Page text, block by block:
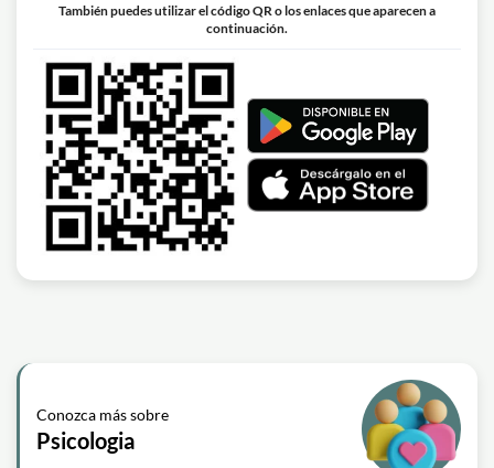
También puedes utilizar el código QR o los enlaces que aparecen a
continuación.
Conozca más sobre
Psicologia